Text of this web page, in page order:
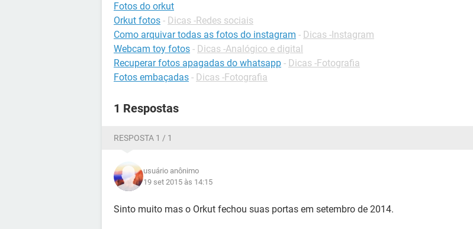
Fotos do orkut
Orkut fotos - Dicas -Redes sociais
Como arquivar todas as fotos do instagram - Dicas -Instagram
Webcam toy fotos - Dicas -Analógico e digital
Recuperar fotos apagadas do whatsapp - Dicas -Fotografia
Fotos embaçadas - Dicas -Fotografia
1 Respostas
RESPOSTA 1 / 1
usuário anônimo
19 set 2015 às 14:15
Sinto muito mas o Orkut fechou suas portas em setembro de 2014.